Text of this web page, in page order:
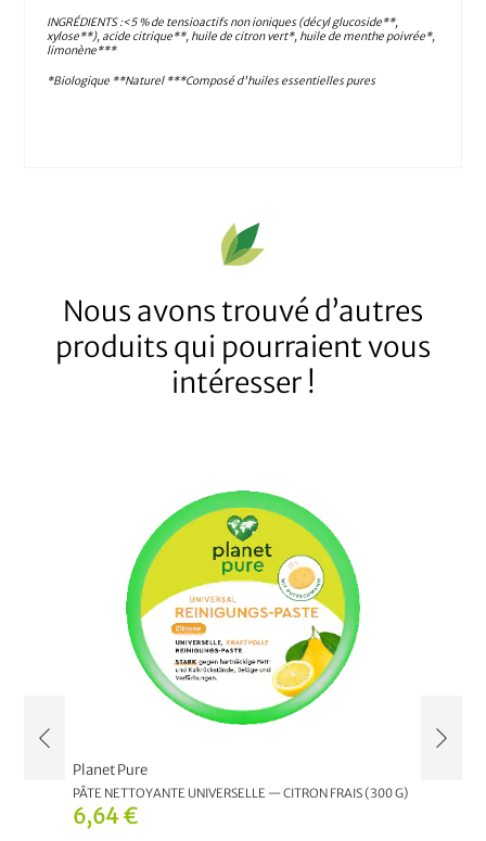
INGRÉDIENTS :<5 % de tensioactifs non ioniques (décyl glucoside**,
xylose**), acide citrique**, huile de citron vert*, huile de menthe poivrée*,
limonène***
*Biologique **Naturel ***Composé d'huiles essentielles pures
Nous avons trouvé d’autres
produits qui pourraient vous
intéresser !
6,64 €
Planet Pure
PÂTE NETTOYANTE UNIVERSELLE — CITRON FRAIS (300 G)